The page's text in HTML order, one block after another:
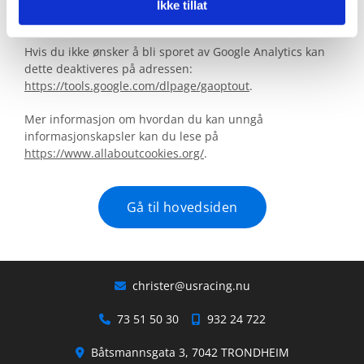
Ikke tillat
Hvis du ikke ønsker å bli sporet av Google Analytics kan
dette deaktiveres på adressen:
https://tools.google.com/dlpage/gaoptout.
Mer informasjon om hvordan du kan unngå
informasjonskapsler kan du lese på
https://www.allaboutcookies.org/.
Gå til hovedsiden
 christer@usracing.nu
 73 51 50 30 932 24 722
 Båtsmannsgata 3, 7042 TRONDHEIM